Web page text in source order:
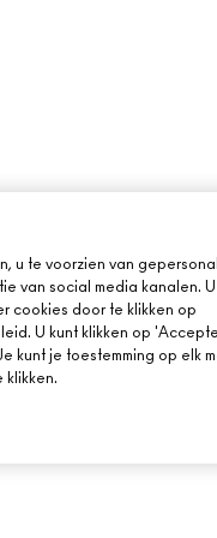
u te voorzien van
van social media kanalen. U
cookies door te klikken op
U kunt klikken op
kunt je toestemming op elk
klikken.